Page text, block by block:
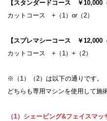
【スタンダードコース ￥10,000
カットコース +（1）or（2）
【スプレマシーコース ￥12,000
カットコース +（1）+（2）
※（1）（2）は以下の通りです。
どちらも専用マシンを使用して施
（1）シェービング&フェイスマッ